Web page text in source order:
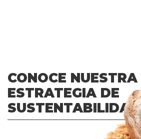
CONOCE NUESTRA
ESTRATEGIA DE
SUSTENTABILIDAD